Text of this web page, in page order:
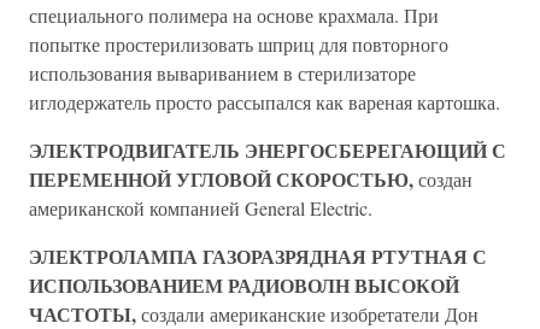
специального полимера на основе крахмала. При
попытке простерилизовать шприц для повторного
использования вывариванием в стерилизаторе
иглодержатель просто рассыпался как вареная картошка.
ЭЛЕКТРОДВИГАТЕЛЬ ЭНЕРГОСБЕРЕГАЮЩИЙ С
ПЕРЕМЕННОЙ УГЛОВОЙ СКОРОСТЬЮ,создан
американской компанией General Electric.
ЭЛЕКТРОЛАМПА ГАЗОРАЗРЯДНАЯ РТУТНАЯ С
ИСПОЛЬЗОВАНИЕМ РАДИОВОЛН ВЫСОКОЙ
ЧАСТОТЫ,создали американские изобретатели Дон